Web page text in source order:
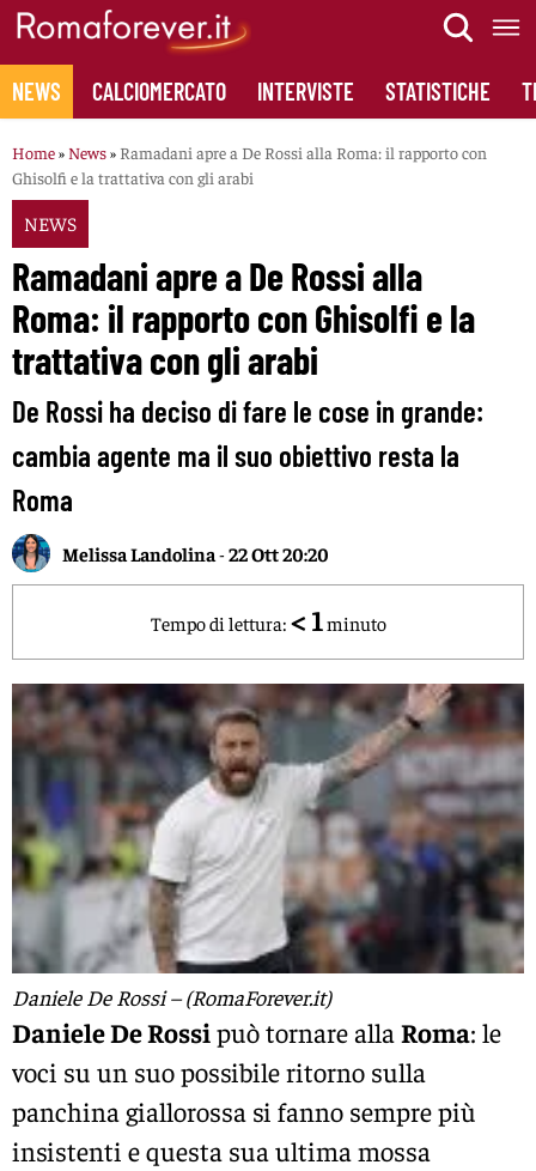
Skip
content
NEWS CALCIOMERCATO INTERVISTE STATISTICHE
Home» News» Ramadani apre a De Rossi alla Roma: il rapporto con
Ghisolfi e la trattativa con gli arabi
NEWS
Ramadani apre a De Rossi alla
Roma: il rapporto con Ghisolfi e la
trattativa con gli arabi
De Rossi ha deciso di fare le cose in grande:
cambia agente ma il suo obiettivo resta la
Roma
Melissa Landolina -22 Ott 20:20
Tempo di lettura: < 1 minuto
Daniele De Rossi – (RomaForever.it)
Daniele De Rossipuò tornare alla Roma: le
voci su un suo possibile ritorno sulla
panchina giallorossa si fanno sempre più
insistenti e questa sua ultima mossa